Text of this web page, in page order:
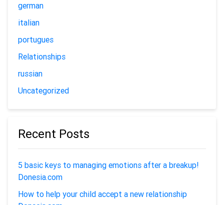
german
italian
portugues
Relationships
russian
Uncategorized
Recent Posts
5 basic keys to managing emotions after a breakup!
Donesia.com
How to help your child accept a new relationship